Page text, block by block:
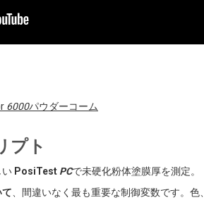
6000パウダーコーム
プト
い PosiTest PCで未硬化粉体塗膜厚を測定。
、間違いなく最も重要な制御変数です。